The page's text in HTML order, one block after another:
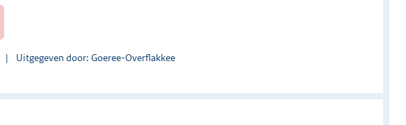
Uitgegeven door: Goeree-Overflakkee